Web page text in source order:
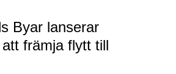
Byar lanserar
främja flytt till